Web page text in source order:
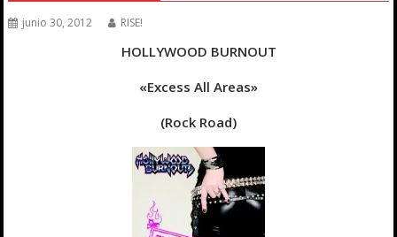
junio 30, 2012 RISE!
HOLLYWOOD BURNOUT
«Excess All Areas»
(Rock Road)